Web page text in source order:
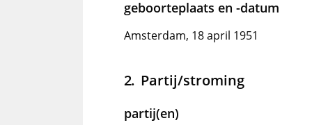
geboorteplaats en -datum
Amsterdam, 18 april 1951
Partij/stroming
partij(en)